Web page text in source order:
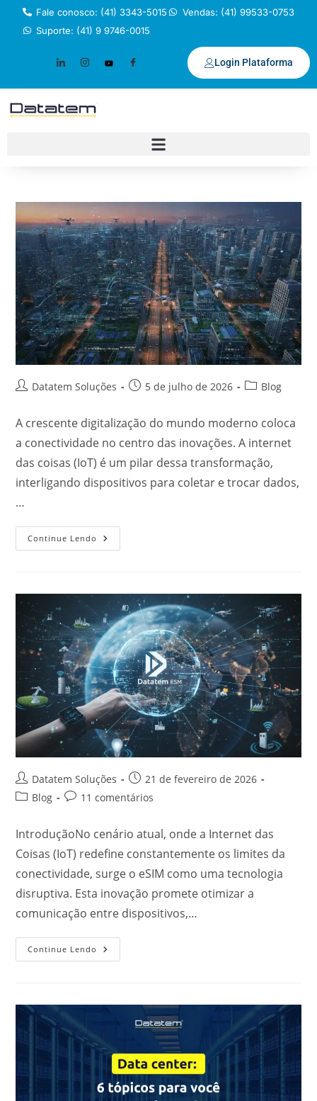
Fale conosco: (41) 3343-5015
Vendas: (41) 99533-0753
Suporte: (41) 9 9746-0015
Login Plataforma
Datatem Soluções 5 de julho de 2026 Blog
A crescente digitalização do mundo moderno coloca
a conectividade no centro das inovações. A internet
das coisas (IoT) é um pilar dessa transformação,
interligando dispositivos para coletar e trocar dados,
…
Continue Lendo
Datatem Soluções
21 de fevereiro de 2026
Blog
11 comentários
IntroduçãoNo cenário atual, onde a Internet das
Coisas (IoT) redefine constantemente os limites da
conectividade, surge o eSIM como uma tecnologia
disruptiva. Esta inovação promete otimizar a
comunicação entre dispositivos,…
Continue Lendo